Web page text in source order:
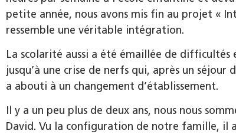
petite année, nous avons mis fin au projet «
ressemble une véritable intégration.
La scolarité aussi a été émaillée de difficultés
jusqu’à une crise de nerfs qui, après un
a abouti à un changement d’établissement.
Il y a un peu plus de deux ans, nous nous
David. Vu la configuration de notre famille, il